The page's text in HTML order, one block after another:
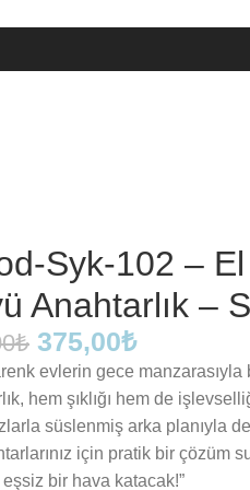
Syk-102 – El
Anahtarlık –
₺ 375,00₺
evlerin gece
hem şıklığı hem de
süslenmiş arka planıyla
için pratik bir çözüm
bir hava katacak!”